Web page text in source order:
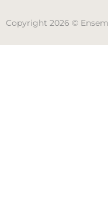
Copyright 2026 ©